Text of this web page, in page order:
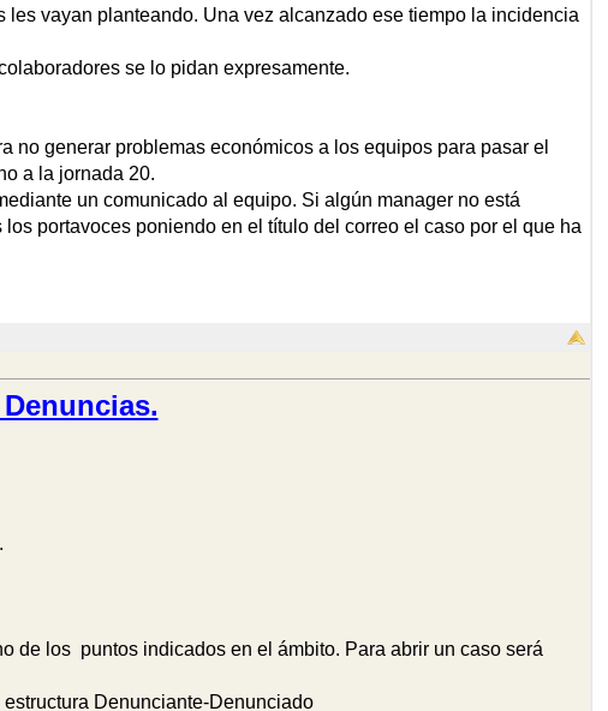
vayan planteando. Una vez alcanzado ese tiempo la incidencia
se lo pidan expresamente.
generar problemas económicos a los equipos para pasar el
a la jornada 20.
un comunicado al equipo. Si algún manager no está
portavoces poniendo en el título del correo el caso por el que ha
de los puntos indicados en el ámbito. Para abrir un caso será
Denunciante-Denunciado